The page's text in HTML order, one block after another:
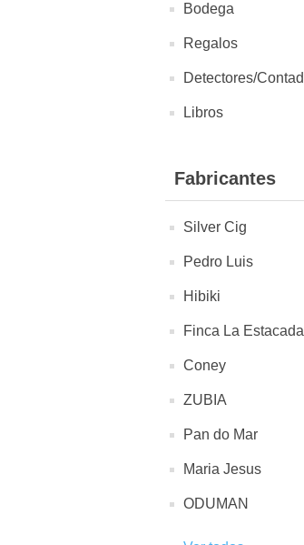
Bodega
Regalos
Detectores/
Libros
Fabricantes
Silver Cig
Pedro Luis
Hibiki
Finca La Estacada
Coney
ZUBIA
Pan do Mar
Maria Jesus
ODUMAN